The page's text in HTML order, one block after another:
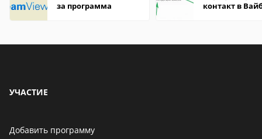
за программа
контакт в
УЧАСТИЕ
Добавить программу